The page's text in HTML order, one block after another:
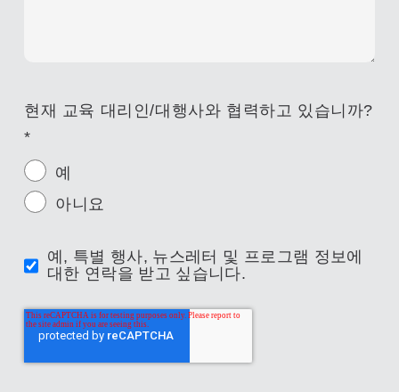
현재 교육 대리인/대행사와 협력하고 있습니까?
*
예
아니요
예, 특별 행사, 뉴스레터 및 프로그램 정보에
대한 연락을 받고 싶습니다.